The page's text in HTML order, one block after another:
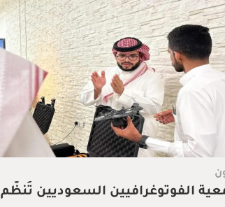
الفوتوغرافيين السعوديين تُنظّم